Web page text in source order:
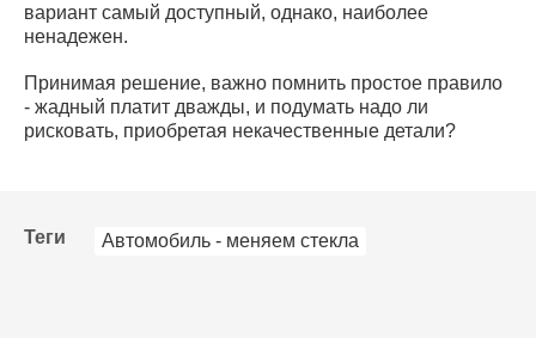
вариант самый доступный, однако, наиболее
ненадежен.
Принимая решение, важно помнить простое правило
- жадный платит дважды, и подумать надо ли
рисковать, приобретая некачественные детали?
Теги Автомобиль - меняем стекла